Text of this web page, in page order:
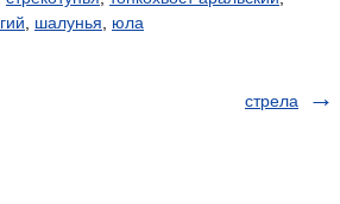
шалунья юла
стрела